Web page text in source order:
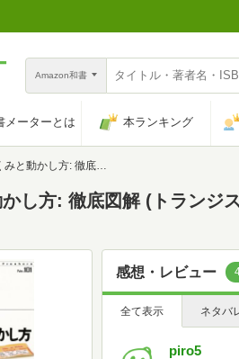
Amazon和書
メーターとは 本ランキング
解 (トランジスタ技術special forフレッシャ-ズ)
し方: 徹底図解 (トランジ
感想・レビュー
全て表示 ネタバ
piro5